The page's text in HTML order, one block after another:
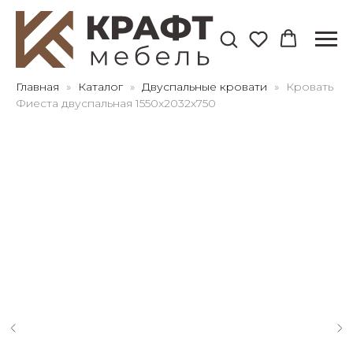
Главная Каталог Двуспальные кровати
Кровать
Фиеста двуспальная 1550х2032х750